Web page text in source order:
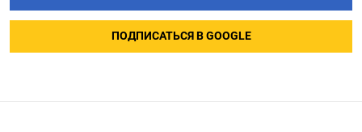
ПОДПИСАТЬСЯ В GOOGLE